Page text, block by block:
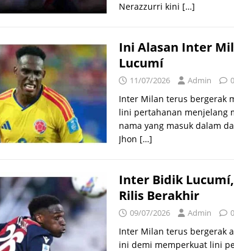
Nerazzurri kini […]
Ini Alasan Inter
Lucumí
11/07/2026 Admin 0
Inter Milan terus bergerak
lini pertahanan menjelang
nama yang masuk dalam
Jhon […]
Inter Bidik
Rilis Berakhir
09/07/2026 Admin 0
Inter Milan terus bergerak
ini demi memperkuat lini